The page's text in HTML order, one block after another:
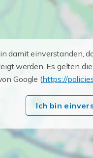
damit einverstanden,
werden. Es gelten
Google (https://
Ich bin